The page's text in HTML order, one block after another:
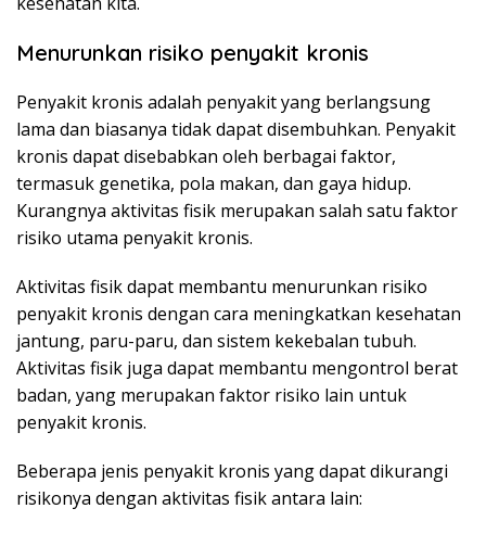
Menurunkan risiko penyakit kronis
Penyakit kronis adalah penyakit yang berlangsung
lama dan biasanya tidak dapat disembuhkan. Penyakit
kronis dapat disebabkan oleh berbagai faktor,
termasuk genetika, pola makan, dan gaya hidup.
Kurangnya aktivitas fisik merupakan salah satu faktor
risiko utama penyakit kronis.
Aktivitas fisik dapat membantu menurunkan risiko
penyakit kronis dengan cara meningkatkan kesehatan
jantung, paru-paru, dan sistem kekebalan tubuh.
Aktivitas fisik juga dapat membantu mengontrol berat
badan, yang merupakan faktor risiko lain untuk
penyakit kronis.
Beberapa jenis penyakit kronis yang dapat dikurangi
risikonya dengan aktivitas fisik antara lain: